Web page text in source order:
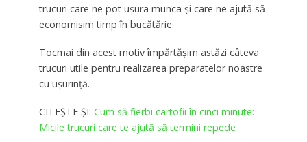
trucuri care ne pot ușura munca și care ne ajută să
economisim timp în bucătărie.
Tocmai din acest motiv împărtășim astăzi câteva
trucuri utile pentru realizarea preparatelor noastre
cu ușurință.
CITEȘTE ȘI: Cum să fierbi cartofii în cinci minute:
Micile trucuri care te ajută să termini repede